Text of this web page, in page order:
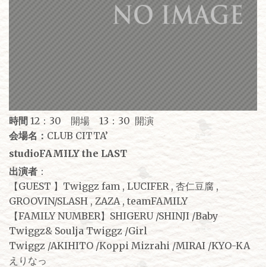
時間 12：30 開場 13：30 開演
会場名： CLUB CITTA’
studioFAMILY the LAST
出演者 ：
【GUEST 】Twiggz fam , LUCIFER , 杏仁豆腐 ,
GROOVIN/SLASH , ZAZA , teamFAMILY
【FAMILY NUMBER】SHIGERU /SHINJI /Baby
Twiggz& Soulja Twiggz /Girl
Twiggz /AKIHITO /Koppi Mizrahi /MIRAI /KYO-KA
えりなっ